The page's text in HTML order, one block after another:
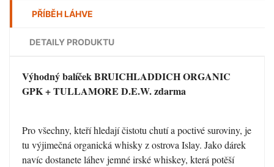
PŘÍBĚH LÁHVE
DETAILY PRODUKTU
Výhodný balíček BRUICHLADDICH ORGANIC
GPK + TULLAMORE D.E.W. zdarma
Pro všechny, kteří hledají čistotu chutí a poctivé suroviny, je
tu výjimečná organická whisky z ostrova Islay. Jako dárek
navíc dostanete láhev jemné irské whiskey, která potěší